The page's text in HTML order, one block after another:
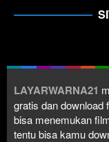
LAYARWARNA21
gratis dan download
bisa menemukan
tentu bisa kamu